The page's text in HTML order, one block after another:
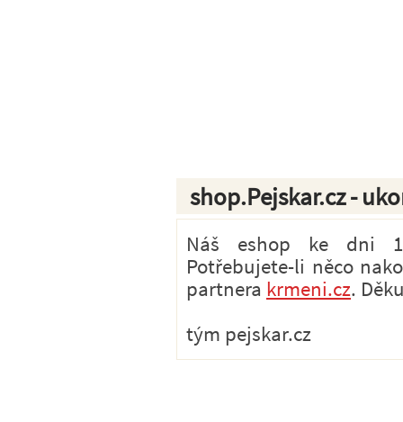
shop.Pejskar.cz -
Náš eshop ke dni
Potřebujete-li něco
partnera krmeni.cz.
tým pejskar.cz